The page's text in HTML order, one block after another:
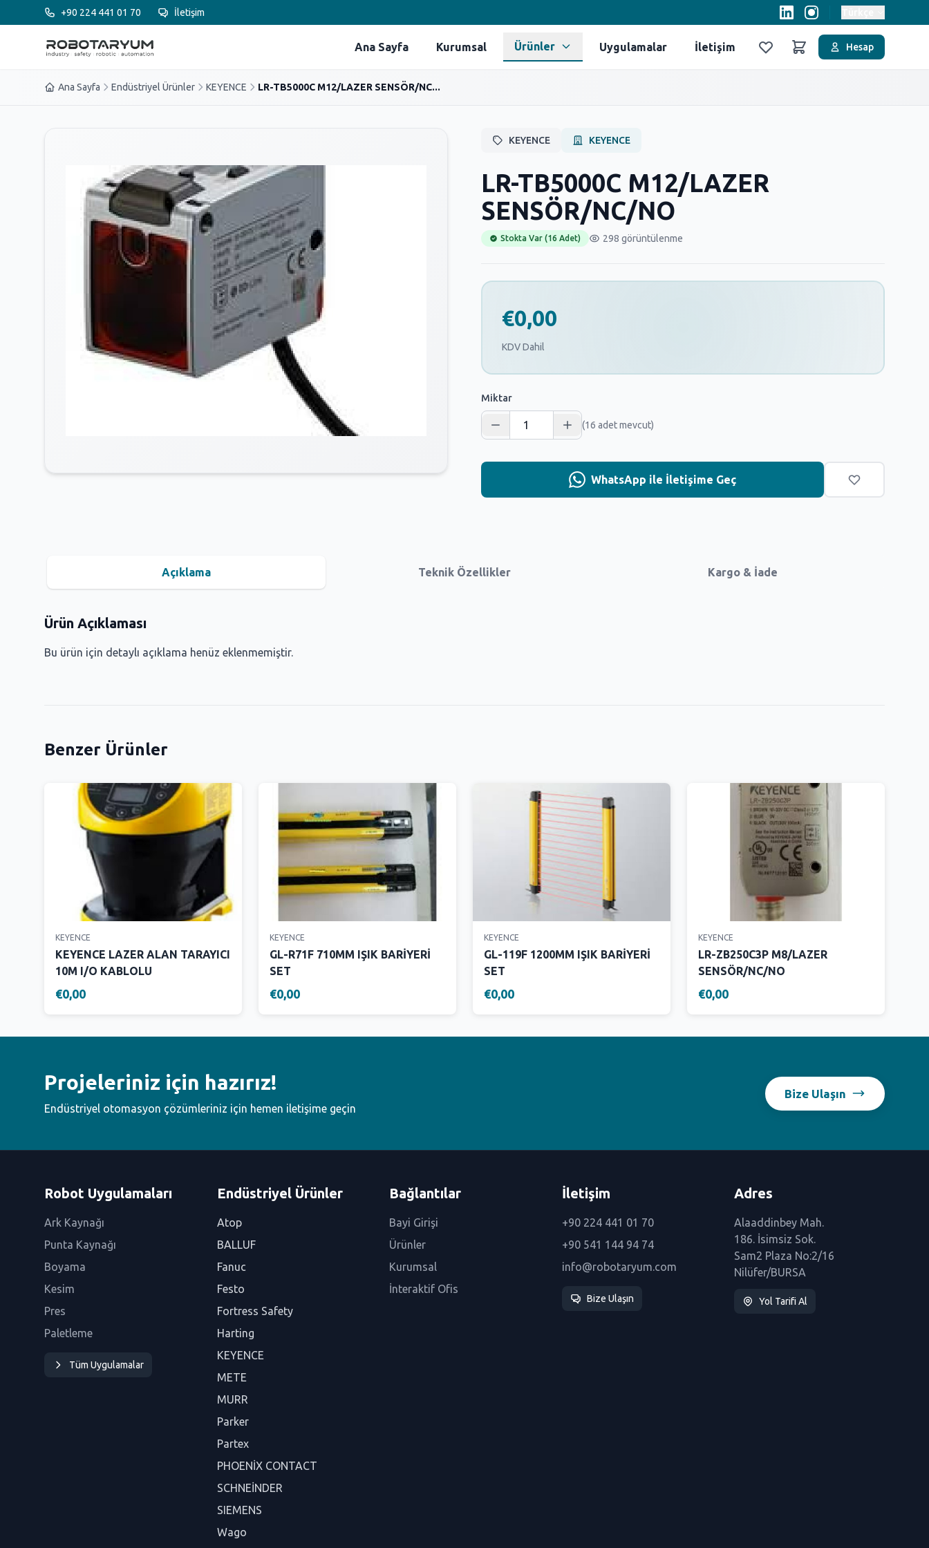
Ana içeriğe geç+90 224 441 01 70 İletişim
Ana Sayfa Kurumsal Ürünler Uygulamalar İletişim
FavorilerSepet
Hesap
Ana Sayfa Endüstriyel Ürünler KEYENCE LR-TB5000C M12/LAZER SENSÖR/NC...
KEYENCE KEYENCE
LR-TB5000C M12/LAZER
SENSÖR/NC/NO
Stokta Var (16 Adet) 298 görüntülenme
€0,00
KDV Dahil
Miktar
(16 adet mevcut)
WhatsApp ile İletişime Geç
Açıklama Teknik Özellikler Kargo & İade
Ürün Açıklaması
Bu ürün için detaylı açıklama henüz eklenmemiştir.
Benzer Ürünler
KEYENCE
KEYENCE LAZER ALAN TARAYICI
10M I/O KABLOLU
€0,00
KEYENCE
GL-R71F 710MM IŞIK BARİYERİ
SET
€0,00
KEYENCE
GL-119F 1200MM IŞIK BARİYERİ
SET
€0,00
KEYENCE
LR-ZB250C3P M8/LAZER
SENSÖR/NC/NO
€0,00
Projeleriniz için hazırız!
Endüstriyel otomasyon çözümleriniz için hemen iletişime geçin
Bize Ulaşın
Robot Uygulamaları
Ark Kaynağı
Punta Kaynağı
Boyama
Kesim
Pres
Paletleme
Tüm Uygulamalar
Endüstriyel Ürünler
Atop
BALLUF
Fanuc
Festo
Fortress Safety
Harting
KEYENCE
METE
MURR
Parker
Partex
PHOENİX CONTACT
SCHNEİNDER
SIEMENS
Wago
Bağlantılar
Bayi Girişi
Ürünler
Kurumsal
İnteraktif Ofis
İletişim
+90 224 441 01 70
+90 541 144 94 74
info@robotaryum.com
Bize Ulaşın
Adres
Alaaddinbey Mah.
186. İsimsiz Sok.
Sam2 Plaza No:2/16
Nilüfer/BURSA
Yol Tarifi Al